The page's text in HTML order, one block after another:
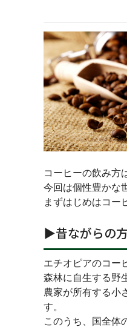
コーヒーの飲み方
今回は個性豊かな
まずはじめはコー
▶︎昔ながらの
エチオピアのコー
森林に自生する野
農家が所有する小
す。
このうち、国全体